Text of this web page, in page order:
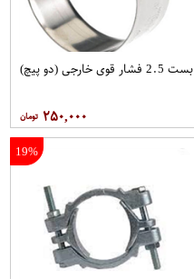
بست 2.5 فشار قوی خارجی (دو پیچ)
۲۵۰,۰۰۰
19%